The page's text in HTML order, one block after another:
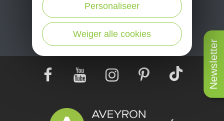
Newsletter
Je m'abonne ici
Weiger alle cookies
Personaliseer